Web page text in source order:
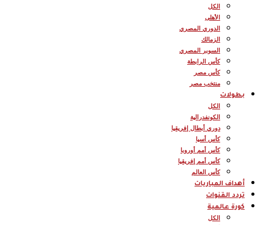
الكل
الأهلى
الدوري المصري
الزمالك
السوبر المصري
كأس الرابطة
كأس مصر
منتخب مصر
بطولات
الكل
الكونفدرالية
دوري أبطال إفريقيا
كأس أسيا
كأس أمم أوروبا
كأس أمم إفريقيا
كأس العالم
أهداف المباريات
تردد القنوات
كورة عالمية
الكل